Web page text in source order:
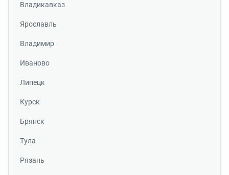
Владикавказ
Ярославль
Владимир
Иваново
Липецк
Курск
Брянск
Тула
Рязань